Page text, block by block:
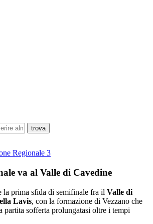
Regionale 3
va al Valle di Cavedine
la prima sfida di semifinale fra il Valle di
Lavis, con la formazione di Vezzano che
partita sofferta prolungatasi oltre i tempi